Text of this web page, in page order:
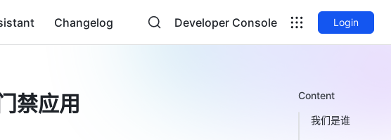
Changelog Developer Console Login
禁应用 Content
我们是谁